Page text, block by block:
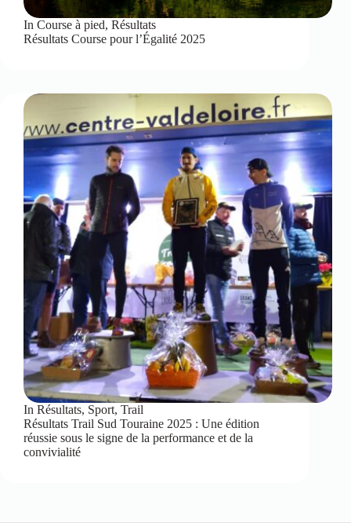
In Course à pied,Résultats
Résultats Course pour l’Égalité 2025
In Résultats, Sport,Trail
Résultats Trail Sud Touraine 2025 : Une édition
réussie sous le signe de la performance et de la
convivialité